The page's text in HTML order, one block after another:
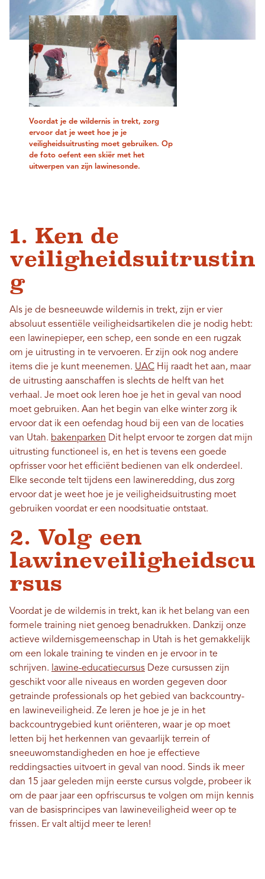
Voordat je de wildernis in trekt, zorg
ervoor dat je weet hoe je je
veiligheidsuitrusting moet gebruiken. Op
de foto oefent een skiër met het
uitwerpen van zijn lawinesonde.
1. Ken de
veiligheidsuitrustin
g
Als je de besneeuwde wildernis in trekt, zijn er vier
absoluut essentiële veiligheidsartikelen die je nodig hebt:
een lawinepieper, een schep, een sonde en een rugzak
om je uitrusting in te vervoeren. Er zijn ook nog andere
items die je kunt meenemen. UAC Hij raadt het aan, maar
de uitrusting aanschaffen is slechts de helft van het
verhaal. Je moet ook leren hoe je het in geval van nood
moet gebruiken. Aan het begin van elke winter zorg ik
ervoor dat ik een oefendag houd bij een van de locaties
van Utah. bakenparken Dit helpt ervoor te zorgen dat mijn
uitrusting functioneel is, en het is tevens een goede
opfrisser voor het efficiënt bedienen van elk onderdeel.
Elke seconde telt tijdens een lawineredding, dus zorg
ervoor dat je weet hoe je je veiligheidsuitrusting moet
gebruiken voordat er een noodsituatie ontstaat.
2. Volg een
lawineveiligheidscu
rsus
Voordat je de wildernis in trekt, kan ik het belang van een
formele training niet genoeg benadrukken. Dankzij onze
actieve wildernisgemeenschap in Utah is het gemakkelijk
om een ​​lokale training te vinden en je ervoor in te
schrijven. lawine-educatiecursus Deze cursussen zijn
geschikt voor alle niveaus en worden gegeven door
getrainde professionals op het gebied van backcountry-
en lawineveiligheid. Ze leren je hoe je je in het
backcountrygebied kunt oriënteren, waar je op moet
letten bij het herkennen van gevaarlijk terrein of
sneeuwomstandigheden en hoe je effectieve
reddingsacties uitvoert in geval van nood. Sinds ik meer
dan 15 jaar geleden mijn eerste cursus volgde, probeer ik
om de paar jaar een opfriscursus te volgen om mijn kennis
van de basisprincipes van lawineveiligheid weer op te
frissen. Er valt altijd meer te leren!